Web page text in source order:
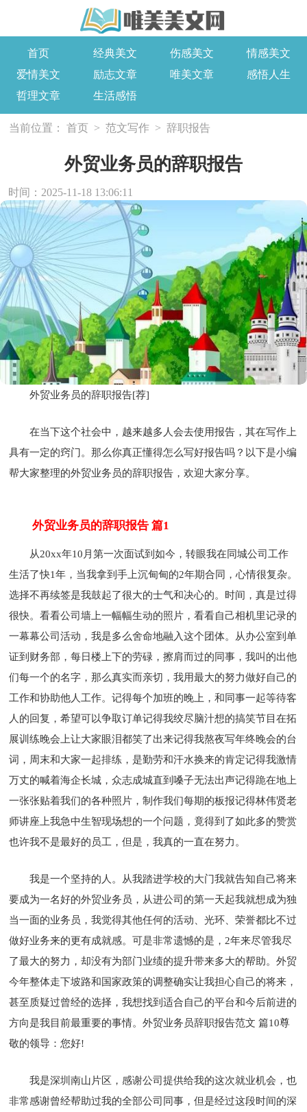
首页 经典美文 伤感美文
情感美文
爱情美文
励志文章 唯美文章
感悟人生
哲理文章
生活感悟
当前位置： 首页 > 范文写作 > 辞职报告
外贸业务员的辞职报告
时间：2025-11-18 13:06:11
外贸业务员的辞职报告[荐]
在当下这个社会中，越来越多人会去使用报告，其在写作上
具有一定的窍门。那么你真正懂得怎么写好报告吗？以下是小编
帮大家整理的外贸业务员的辞职报告，欢迎大家分享。
外贸业务员的辞职报告 篇1
从20xx年10月第一次面试到如今，转眼我在同城公司工作
生活了快1年，当我拿到手上沉甸甸的2年期合同，心情很复杂。
选择不再续签是我鼓起了很大的士气和决心的。时间，真是过得
很快。看看公司墙上一幅幅生动的照片，看看自己相机里记录的
一幕幕公司活动，我是多么舍命地融入这个团体。从办公室到单
证到财务部，每日楼上下的劳碌，擦肩而过的同事，我叫的出他
们每一个的名字，那么真实而亲切，我用最大的努力做好自己的
工作和协助他人工作。记得每个加班的晚上，和同事一起等待客
人的回复，希望可以争取订单记得我绞尽脑汁想的搞笑节目在拓
展训练晚会上让大家眼泪都笑了出来记得我熬夜写年终晚会的台
词，周末和大家一起排练，是勤劳和汗水换来的肯定记得我激情
万丈的喊着海企长城，众志成城直到嗓子无法出声记得跪在地上
一张张贴着我们的各种照片，制作我们每期的板报记得林伟贤老
师讲座上我急中生智现场想的一个问题，竟得到了如此多的赞赏
也许我不是最好的员工，但是，我真的一直在努力。
我是一个坚持的人。从我踏进学校的大门我就告知自己将来
要成为一名好的外贸业务员，从进公司的第一天起我就想成为独
当一面的业务员，我觉得其他任何的活动、光环、荣誉都比不过
做好业务来的更有成就感。可是非常遗憾的是，2年来尽管我尽
了最大的努力，却没有为部门业绩的提升带来多大的帮助。外贸
今年整体走下坡路和国家政策的调整确实让我担心自己的将来，
甚至质疑过曾经的选择，我想找到适合自己的平台和今后前进的
方向是我目前最重要的事情。外贸业务员辞职报告范文 篇10尊
敬的领导：您好!
我是深圳南山片区，感谢公司提供给我的这次就业机会，也
非常感谢曾经帮助过我的全部公司同事，但是经过这段时间的深